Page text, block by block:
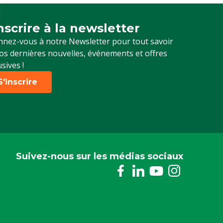
à la newsletter
vous à notre Newsletter pour tout savoir
dernières nouvelles, événements et offres
!
vous à notre newsletter
Suivez-nous sur les médias sociaux